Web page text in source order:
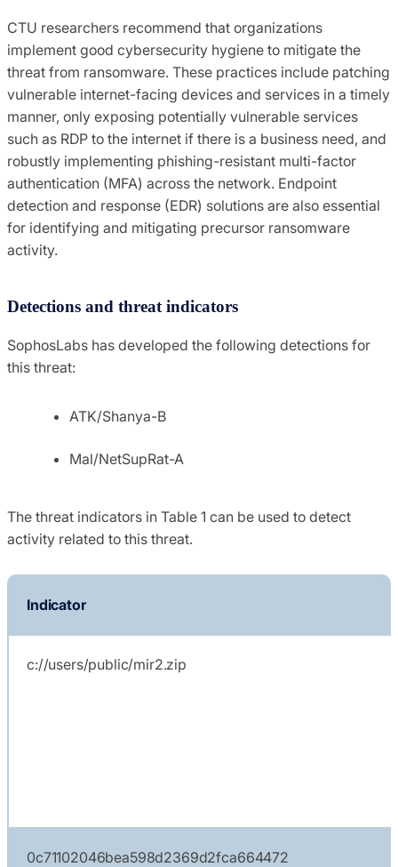
CTU researchers recommend that organizations
implement good cybersecurity hygiene to mitigate the
threat from ransomware. These practices include patching
vulnerable internet-facing devices and services in a timely
manner, only exposing potentially vulnerable services
such as RDP to the internet if there is a business need, and
robustly implementing phishing-resistant multi-factor
authentication (MFA) across the network. Endpoint
detection and response (EDR) solutions are also essential
for identifying and mitigating precursor ransomware
activity.
Detections and threat indicators
SophosLabs has developed the following detections for
this threat:
ATK/Shanya-B
Mal/NetSupRat-A
The threat indicators in Table 1 can be used to detect
activity related to this threat.
Indicator
c://users/public/mir2.zip
0c71102046bea598d2369d2fca664472